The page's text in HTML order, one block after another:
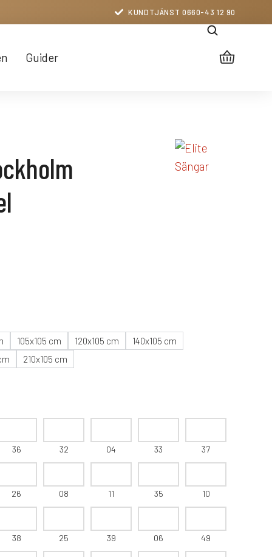
KUNDTJÄNST 0660-43 12 90
Guider
105x105 cm 120x105 cm
140x105 cm
210x105 cm
36 32 04 33 37
26 08 11 35 10
38 25 39 06 49